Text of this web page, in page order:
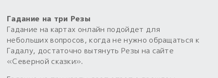
большое обновление
Товары со скидкой
Новинки
Гадание на три Резы
Гадание на картах онлайн подойдет для
небольших вопросов, когда не нужно обращаться к
Гадалу, достаточно вытянуть Резы на сайте
«Северной сказки».